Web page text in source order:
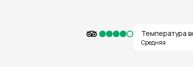
Температура
Средняя